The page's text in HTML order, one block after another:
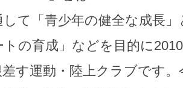
て「青少年の健全な成長
の育成」などを目的に
す運動・陸上クラブです